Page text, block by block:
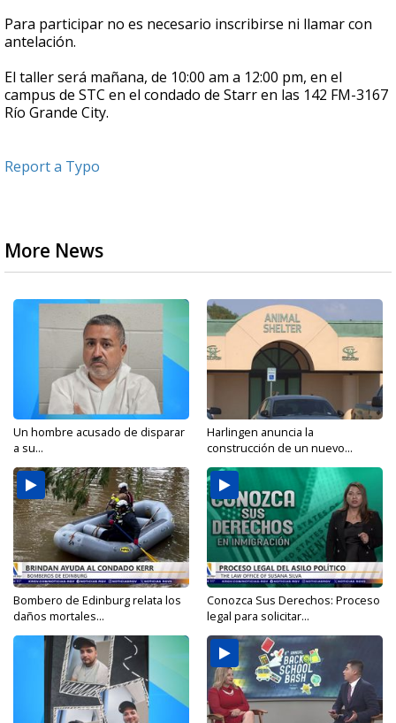
Para participar no es necesario inscribirse ni llamar con
antelación.
El taller será mañana, de 10:00 am a 12:00 pm, en el
campus de STC en el condado de Starr en las 142 FM-3167
Río Grande City.
Report a Typo
More News
Un hombre acusado de disparar
a su...
Harlingen anuncia la
construcción de un nuevo...
Bombero de Edinburg relata los
daños mortales...
Conozca Sus Derechos: Proceso
legal para solicitar...